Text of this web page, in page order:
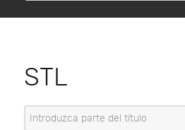
STL
Introduzca parte del título